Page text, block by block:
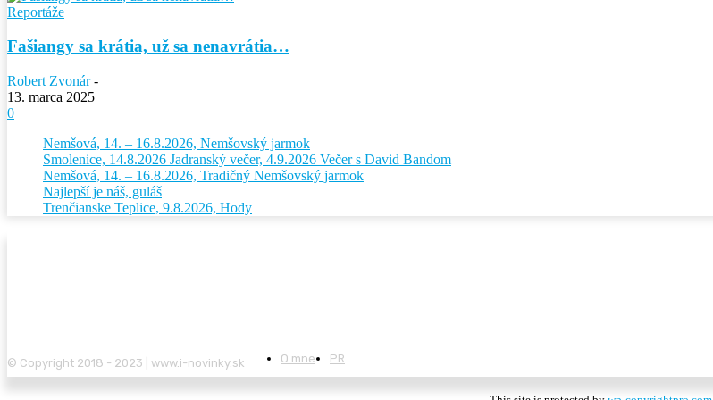
Reportáže
Fašiangy sa krátia, už sa nenavrátia…
Robert Zvonár -
13. marca 2025
0
Nemšová, 14. – 16.8.2026, Nemšovský jarmok
Smolenice, 14.8.2026 Jadranský večer, 4.9.2026 Večer s David Bandom
Nemšová, 14. – 16.8.2026, Tradičný Nemšovský jarmok
Najlepší je náš, guláš
Trenčianske Teplice, 9.8.2026, Hody
© Copyright 2018 - 2023 | www.i-novinky.sk O mne PR